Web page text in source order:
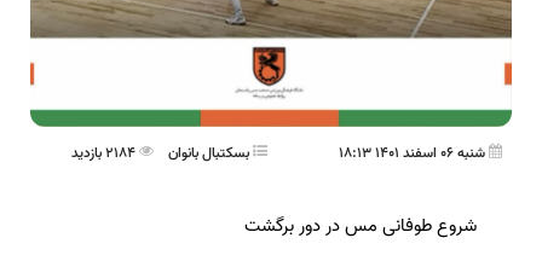
شنبه 06 اسفند 1401 18:13 بسکتبال بانوان
شروع طوفانی مس در دور برگشت